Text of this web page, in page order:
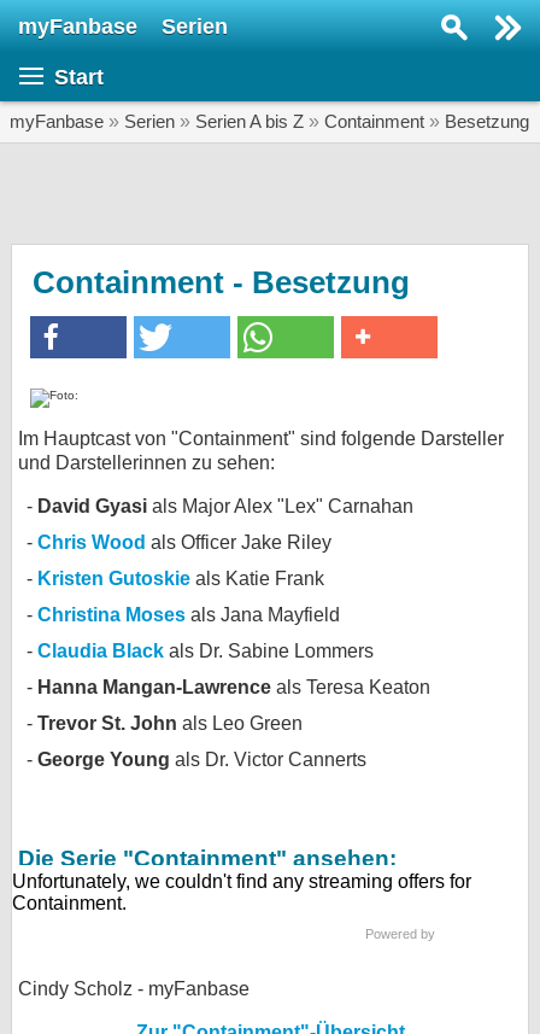
myFanbase Serien
Start
myFanbase » Serien » Serien A bis Z » Containment » Besetzung
Containment - Besetzung
Im Hauptcast von "Containment" sind folgende Darsteller
und Darstellerinnen zu sehen:
David Gyasi als Major Alex "Lex" Carnahan
Chris Wood als Officer Jake Riley
Kristen Gutoskie als Katie Frank
Christina Moses als Jana Mayfield
Claudia Black als Dr. Sabine Lommers
Hanna Mangan-Lawrence als Teresa Keaton
Trevor St. John als Leo Green
George Young als Dr. Victor Cannerts
Die Serie "Containment" ansehen:
Powered by
Cindy Scholz - myFanbase
SERIEN
Veranstaltungen
KULTUR
SERVICE
Gewinnspiele
bei X
bei Facebook
Nutzungsbedingungen
Cookie-Einstellungen
myFanbase